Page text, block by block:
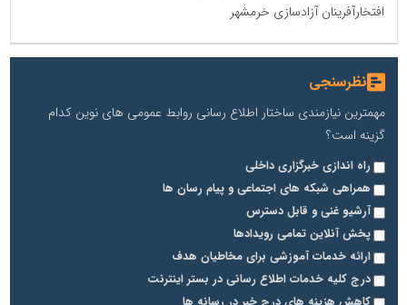
افتخارآفرینان آزادسازی خرمشهر
نظرسنجی
مهمترین نیازمندی ساختار اطلاع رسانی روابط عمومی های نوین کدام
گزینه است؟
راه اندازی خبرگزاری داخلی
همراهی شبکه های اجتماعی و پیام رسان ها
آرشیو غنی و قابل دسترس
پخش آنلاین تمامی رویدادها
ارائه خدمات آموزشی برای مخاطیان هدف
درج کلیه خدمات اطلاع رسانی در بستر اینترنت